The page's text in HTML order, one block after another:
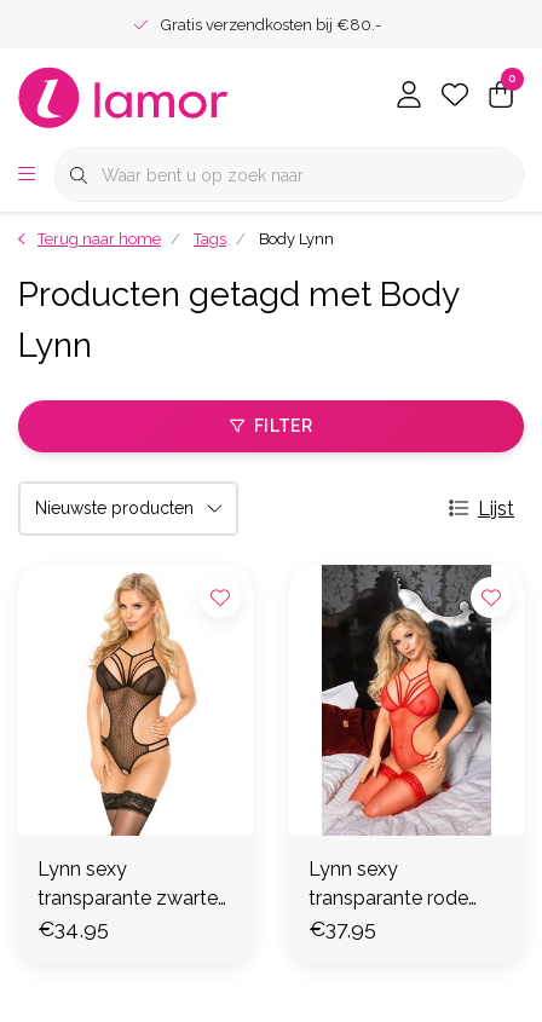
Gratis verzendkosten bij €80.-
0
Terug naar home Tags Body Lynn
Producten getagd met Body
Lynn
FILTER
Lijst
Lynn sexy
transparante zwarte
body
€34,95
Lynn sexy
transparante rode
body
€37,95